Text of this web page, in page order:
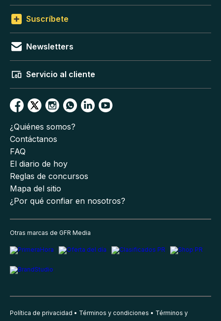
Suscríbete
Newsletters
Servicio al cliente
¿Quiénes somos?
Contáctanos
FAQ
El diario de hoy
Reglas de concursos
Mapa del sitio
¿Por qué confiar en nosotros?
Otras marcas de GFR Media
Política de privacidad Términos y condiciones Términos y